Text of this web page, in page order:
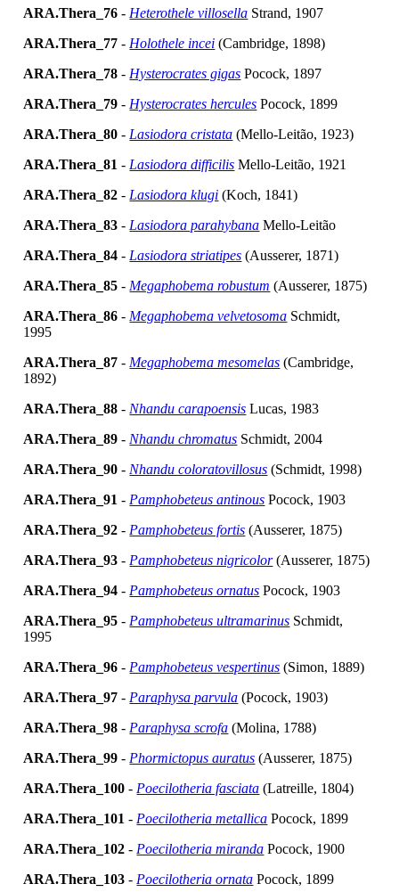
ARA.Thera_76 - Heterothele villosella Strand, 1907
ARA.Thera_77 - Holothele incei (Cambridge, 1898)
ARA.Thera_78 - Hysterocrates gigas Pocock, 1897
ARA.Thera_79 - Hysterocrates hercules Pocock, 1899
ARA.Thera_80 - Lasiodora cristata (Mello-Leitão, 1923)
ARA.Thera_81 - Lasiodora difficilis Mello-Leitão, 1921
ARA.Thera_82 - Lasiodora klugi (Koch, 1841)
ARA.Thera_83 - Lasiodora parahybana Mello-Leitão
ARA.Thera_84 - Lasiodora striatipes (Ausserer, 1871)
ARA.Thera_85 - Megaphobema robustum (Ausserer, 1875)
ARA.Thera_86 - Megaphobema velvetosoma Schmidt,
1995
ARA.Thera_87 - Megaphobema mesomelas (Cambridge,
1892)
ARA.Thera_88 - Nhandu carapoensis Lucas, 1983
ARA.Thera_89 - Nhandu chromatus Schmidt, 2004
ARA.Thera_90 - Nhandu coloratovillosus (Schmidt, 1998)
ARA.Thera_91 - Pamphobeteus antinous Pocock, 1903
ARA.Thera_92 - Pamphobeteus fortis (Ausserer, 1875)
ARA.Thera_93 - Pamphobeteus nigricolor(Ausserer, 1875)
ARA.Thera_94 - Pamphobeteus ornatus Pocock, 1903
ARA.Thera_95 - Pamphobeteus ultramarinus Schmidt,
1995
ARA.Thera_96 - Pamphobeteus vespertinus (Simon, 1889)
ARA.Thera_97 - Paraphysa parvula (Pocock, 1903)
ARA.Thera_98 - Paraphysa scrofa (Molina, 1788)
ARA.Thera_99 - Phormictopus auratus (Ausserer, 1875)
ARA.Thera_100 - Poecilotheria fasciata (Latreille, 1804)
ARA.Thera_101 - Poecilotheria metallica Pocock, 1899
ARA.Thera_102 - Poecilotheria miranda Pocock, 1900
ARA.Thera_103 - Poecilotheria ornata Pocock, 1899